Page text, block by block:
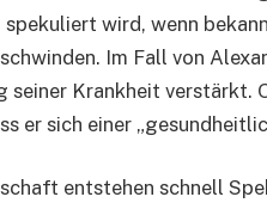
wird, wenn
Im Fall von
seiner Krankheit verstärkt.
er sich einer
entstehen schnell